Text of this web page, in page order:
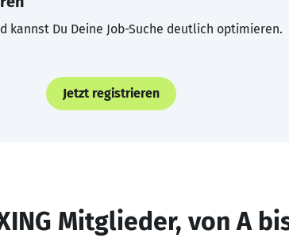
kannst Du Deine Job-Suche deutlich optimieren.
Jetzt registrieren
Mitglieder, von A